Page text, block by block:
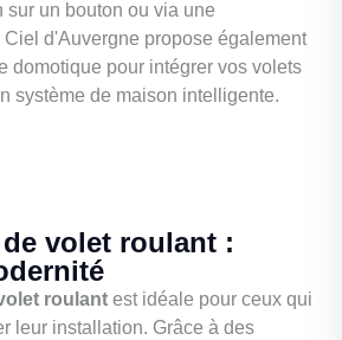
sur un bouton ou via une
d'Auvergne propose également
domotique pour intégrer vos volets
système de maison intelligente.
volet roulant :
roulant est idéale pour ceux qui
leur installation. Grâce à des